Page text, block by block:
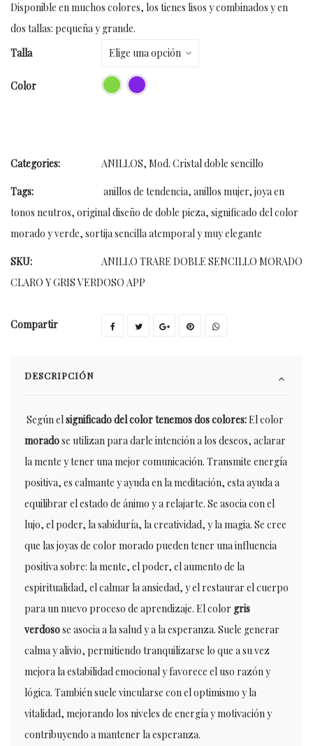
Disponible en muchos colores, los tienes lisos y combinados y en
dos tallas: pequeña y grande.
Talla
Color
Categories: ANILLOS, Mod. Cristal doble sencillo
Tags: anillos de tendencia, anillos mujer, joya en
tonos neutros, original diseño de doble pieza, significado del color
morado y verde, sortija sencilla atemporal y muy elegante
SKU:
ANILLO TRARE DOBLE SENCILLO MORADO
CLARO Y GRIS VERDOSO APP
Compartir
DESCRIPCIÓN
Según elsignificado del color tenemos dos colores:El color
moradose utilizan para darle intención a los deseos, aclarar
la mente y tener una mejor comunicación. Transmite energía
positiva, es calmante y ayuda en la meditación, esta ayuda a
equilibrar el estado de ánimo y a relajarte. Se asocia con el
lujo, el poder, la sabiduría, la creatividad, y la magia. Se cree
que las joyas de color morado pueden tener una influencia
positiva sobre: la mente, el poder, el aumento de la
espiritualidad, el calmar la ansiedad, y el restaurar el cuerpo
para un nuevo proceso de aprendizaje. El color gris
verdosose asocia a la salud y a la esperanza. Suele generar
calma y alivio, permitiendo tranquilizarse lo que a su vez
mejora la estabilidad emocional y favorece el uso razón y
lógica. También suele vincularse con el optimismo y la
vitalidad, mejorando los niveles de energía y motivación y
contribuyendo a mantener la esperanza.